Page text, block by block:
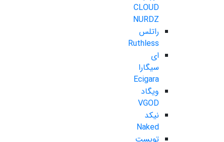
CLOUD
NURDZ
راتلس
Ruthless
ای
سیگارا
Ecigara
ویگاد
VGOD
نیکد
Naked
تویست